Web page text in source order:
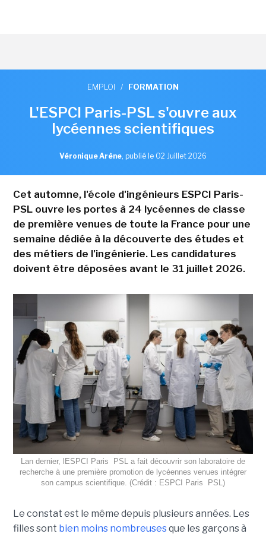
EMPLOI / FORMATION
L'ESPCI Paris-PSL s'ouvre aux
lycéennes scientifiques
Véronique Arène, publié le 02 Juillet 2026
Cet automne, l'école d'ingénieurs ESPCI Paris-
PSL ouvre les portes à 24 lycéennes de classe
de première venues de toute la France pour une
semaine dédiée à la découverte des études et
des métiers de l'ingénierie. Les candidatures
doivent être déposées avant le 31 juillet 2026.
Lan dernier, lESPCI Paris  PSL a fait découvrir son laboratoire de
recherche à une première promotion de lycéennes venues intégrer
son campus scientifique. (Crédit : ESPCI Paris  PSL)
Le constat est le même depuis plusieurs années. Les
filles sont bien moins nombreusesque les garçons à